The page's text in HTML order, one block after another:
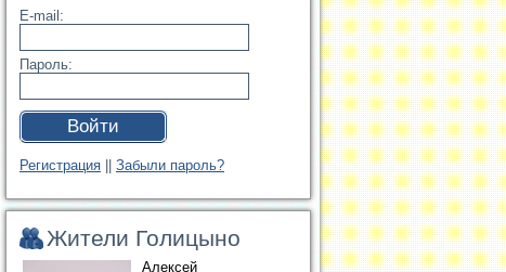
E-mail:
Пароль:
Войти
Регистрация Забыли пароль?
Жители Голицыно
Алексей